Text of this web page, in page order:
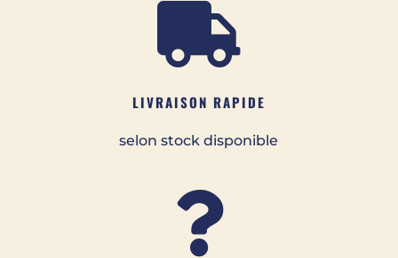

LIVRAISON RAPIDE
selon stock disponible
